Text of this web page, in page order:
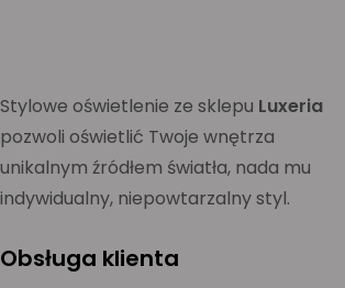
Stylowe oświetlenie ze sklepu Luxeria
pozwoli oświetlić Twoje wnętrza
unikalnym źródłem światła, nada mu
indywidualny, niepowtarzalny styl.
Obsługa klienta